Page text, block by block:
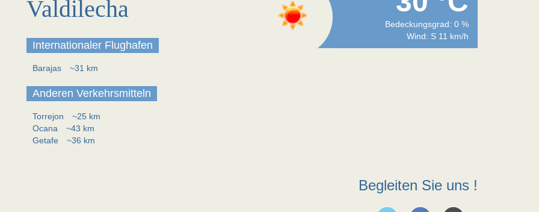
Valdilecha
Internationaler Flughafen
Barajas ~31 km
Anderen Verkehrsmitteln
Torrejon
~25 km
Ocana
~43 km
Getafe
~36 km
Bedeckungsgrad: 0 %
Wind: S 11 km/h
Begleiten Sie uns !